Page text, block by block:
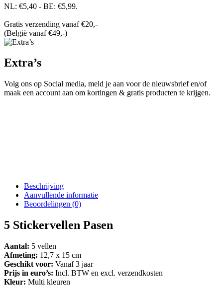
NL: €5,40 - BE: €5,99.
Gratis verzending vanaf €20,-
(België vanaf €49,-)
Extra’s
Volg ons op Social media, meld je aan voor de nieuwsbrief en/of
maak een account aan om kortingen & gratis producten te krijgen.
Beschrijving
Aanvullende informatie
Beoordelingen (0)
5 Stickervellen Pasen
Aantal: 5 vellen
Afmeting: 12,7 x 15 cm
Geschikt voor: Vanaf 3 jaar
Prijs in euro’s: Incl. BTW en excl. verzendkosten
Kleur: Multi kleuren